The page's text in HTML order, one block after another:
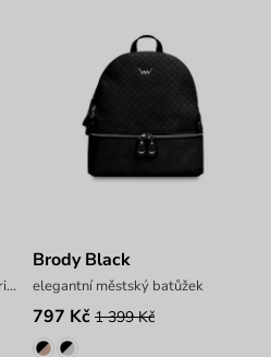
cestovní taška z odolného materiálu
Brody Black
elegantní městský batůžek
797 Kč 1 399 Kč